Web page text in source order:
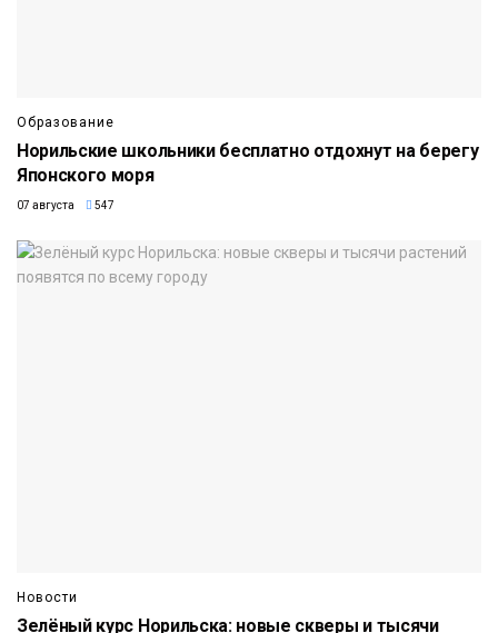
Образование
Норильские школьники бесплатно отдохнут на берегу
Японского моря
07 августа 547
Новости
Зелёный курс Норильска: новые скверы и тысячи